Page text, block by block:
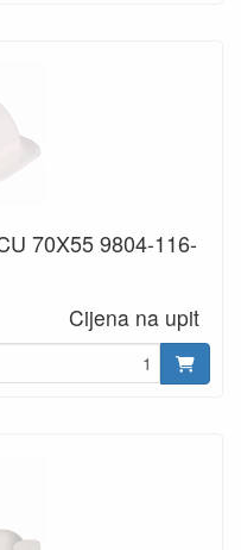
70X55 9804-116-
Cijena na upit